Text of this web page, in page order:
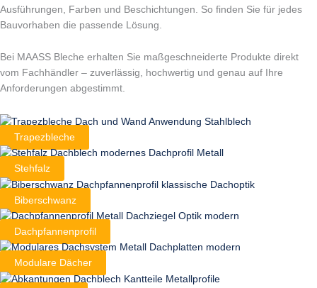
Ausführungen, Farben und Beschichtungen. So finden Sie für jedes
Bauvorhaben die passende Lösung.
Bei MAASS Bleche erhalten Sie maßgeschneiderte Produkte direkt
vom Fachhändler – zuverlässig, hochwertig und genau auf Ihre
Anforderungen abgestimmt.
Trapezbleche
Stehfalz
Biberschwanz
Dachpfannenprofil
Modulare Dächer